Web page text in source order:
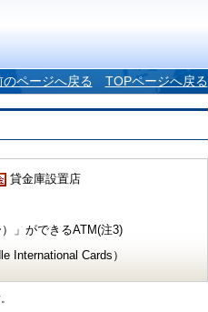
のページへ戻る TOPページへ戻る
貸金庫設置店
」ができるATM(注3)
International Cards）